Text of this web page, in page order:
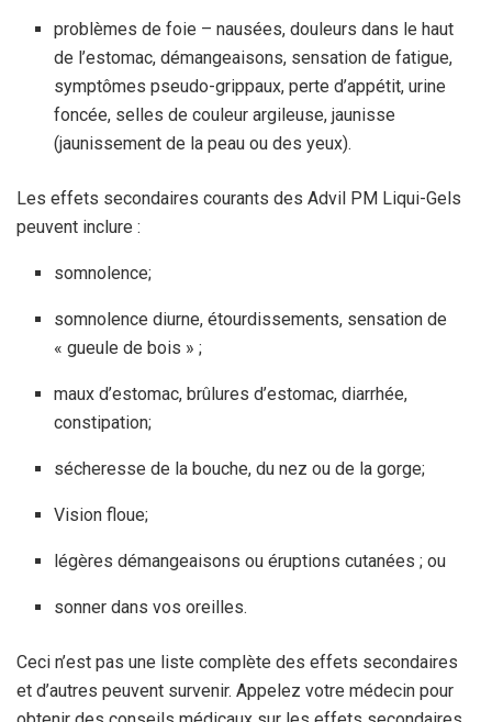
problèmes de foie – nausées, douleurs dans le haut
de l’estomac, démangeaisons, sensation de fatigue,
symptômes pseudo-grippaux, perte d’appétit, urine
foncée, selles de couleur argileuse, jaunisse
(jaunissement de la peau ou des yeux).
Les effets secondaires courants des Advil PM Liqui-Gels
peuvent inclure :
somnolence;
somnolence diurne, étourdissements, sensation de
« gueule de bois » ;
maux d’estomac, brûlures d’estomac, diarrhée,
constipation;
sécheresse de la bouche, du nez ou de la gorge;
Vision floue;
légères démangeaisons ou éruptions cutanées ; ou
sonner dans vos oreilles.
Ceci n’est pas une liste complète des effets secondaires
et d’autres peuvent survenir. Appelez votre médecin pour